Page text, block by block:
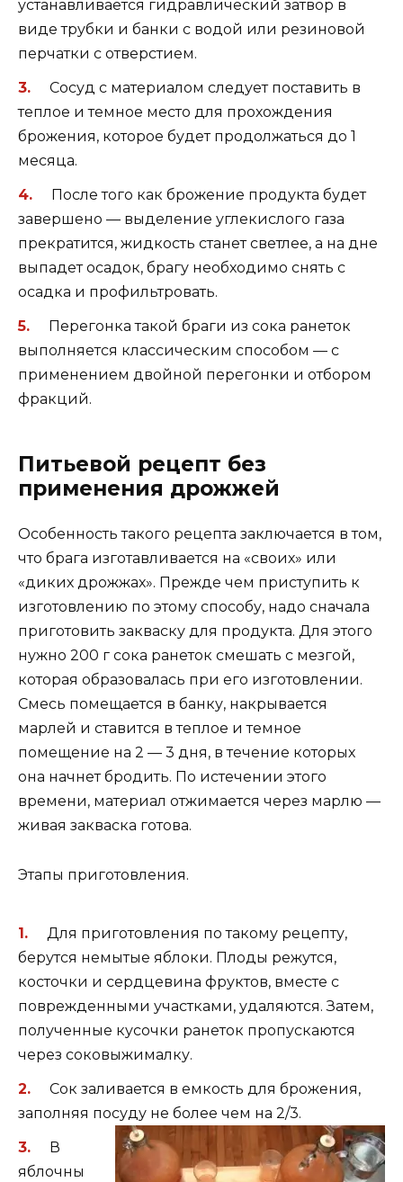
устанавливается гидравлический затвор в
виде трубки и банки с водой или резиновой
перчатки с отверстием.
Сосуд с материалом следует поставить в
теплое и темное место для прохождения
брожения, которое будет продолжаться до 1
месяца.
После того как брожение продукта будет
завершено — выделение углекислого газа
прекратится, жидкость станет светлее, а на дне
выпадет осадок, брагу необходимо снять с
осадка и профильтровать.
Перегонка такой браги из сока ранеток
выполняется классическим способом — с
применением двойной перегонки и отбором
фракций.
Питьевой рецепт без
применения дрожжей
Особенность такого рецепта заключается в том,
что брага изготавливается на «своих» или
«диких дрожжах». Прежде чем приступить к
изготовлению по этому способу, надо сначала
приготовить закваску для продукта. Для этого
нужно 200 г сока ранеток смешать с мезгой,
которая образовалась при его изготовлении.
Смесь помещается в банку, накрывается
марлей и ставится в теплое и темное
помещение на 2 — 3 дня, в течение которых
она начнет бродить. По истечении этого
времени, материал отжимается через марлю —
живая закваска готова.
Этапы приготовления.
Для приготовления по такому рецепту,
берутся немытые яблоки. Плоды режутся,
косточки и сердцевина фруктов, вместе с
поврежденными участками, удаляются. Затем,
полученные кусочки ранеток пропускаются
через соковыжималку.
Сок заливается в емкость для брожения,
заполняя посуду не более чем на 2/3.
В
яблочны